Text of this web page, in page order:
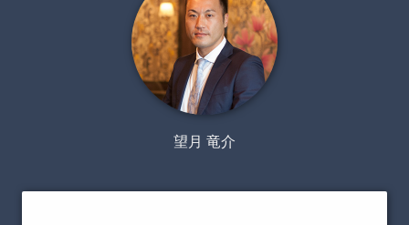
望月 竜介